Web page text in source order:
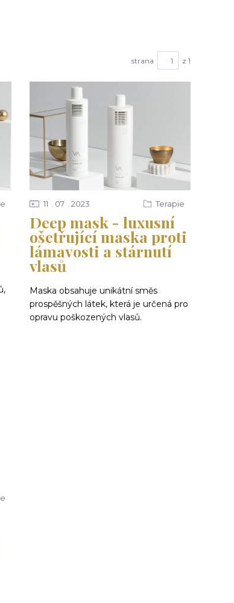
strana z 1
Deep mask - luxusní
ošetřující maska proti
lámavosti a stárnutí
vlasů
11 07 2023 Terapie
Maska obsahuje unikátní směs
prospěšných látek, která je určená pro
opravu poškozených vlasů.